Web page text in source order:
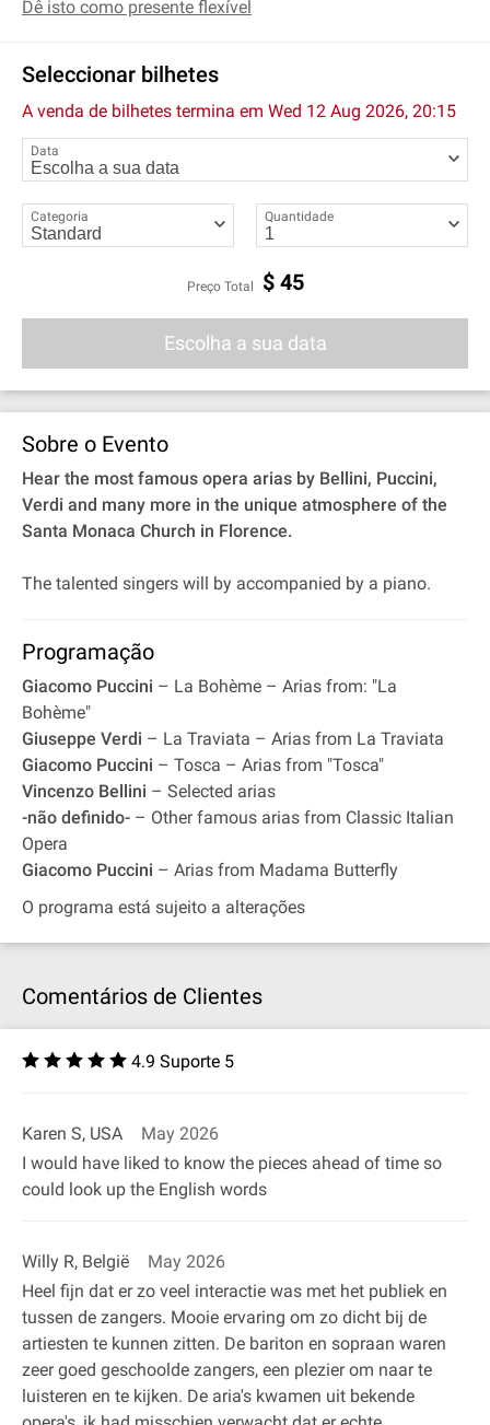
Dê isto como presente flexível
Seleccionar bilhetes
A venda de bilhetes termina em Wed 12 Aug 2026, 20:15
Data
Categoria Quantidade
Preço Total $ 45
Escolha a sua data
Sobre o Evento
Hear the most famous opera arias by Bellini, Puccini,
Verdi and many more in the unique atmosphere of the
Santa Monaca Church in Florence.
The talented singers will by accompanied by a piano.
Programação
Giacomo Puccini – La Bohème – Arias from: "La
Bohème"
Giuseppe Verdi – La Traviata – Arias from La Traviata
Giacomo Puccini – Tosca – Arias from "Tosca"
Vincenzo Bellini – Selected arias
-não definido- – Other famous arias from Classic Italian
Opera
Giacomo Puccini – Arias from Madama Butterfly
O programa está sujeito a alterações
Comentários de Clientes
4.9 Suporte 5
Karen S, USA
May 2026
I would have liked to know the pieces ahead of time so
could look up the English words
Willy R, België
May 2026
Heel fijn dat er zo veel interactie was met het publiek en
tussen de zangers. Mooie ervaring om zo dicht bij de
artiesten te kunnen zitten. De bariton en sopraan waren
zeer goed geschoolde zangers, een plezier om naar te
luisteren en te kijken. De aria's kwamen uit bekende